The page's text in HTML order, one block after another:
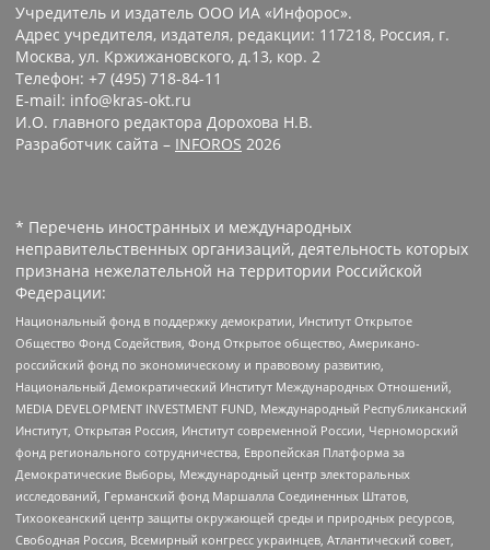
Учредитель и издатель ООО ИА «Инфорос».
Адрес учредителя, издателя, редакции: 117218, Россия, г.
Москва, ул. Кржижановского, д.13, кор. 2
Телефон: +7 (495) 718-84-11
E-mail: info@kras-okt.ru
И.О. главного редактора Дорохова Н.В.
Разработчик сайта – INFOROS 2026
* Перечень иностранных и международных
неправительственных организаций, деятельность которых
признана нежелательной на территории Российской
Федерации:
Национальный фонд в поддержку демократии, Институт Открытое
Общество Фонд Содействия, Фонд Открытое общество, Американо-
российский фонд по экономическому и правовому развитию,
Национальный Демократический Институт Международных Отношений,
MEDIA DEVELOPMENT INVESTMENT FUND, Международный Республиканский
Институт, Открытая Россия, Институт современной России, Черноморский
фонд регионального сотрудничества, Европейская Платформа за
Демократические Выборы, Международный центр электоральных
исследований, Германский фонд Маршалла Соединенных Штатов,
Тихоокеанский центр защиты окружающей среды и природных ресурсов,
Свободная Россия, Всемирный конгресс украинцев, Атлантический совет,